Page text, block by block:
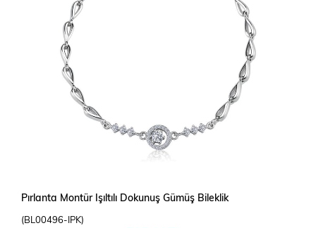
Pırlanta Montür Işıltılı Dokunuş Gümüş Bileklik
(BL00496-IPK)